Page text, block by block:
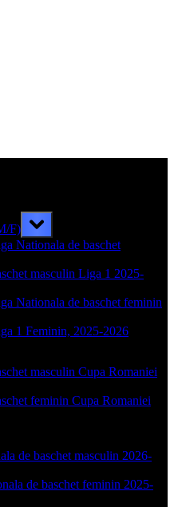
F)
Toggle
sub-
menu
Nationala de baschet
masculin Liga 1 2025-
Nationala de baschet feminin
1 Feminin, 2025-2026
masculin Cupa Romaniei
feminin Cupa Romaniei
de baschet masculin 2026-
de baschet feminin 2025-